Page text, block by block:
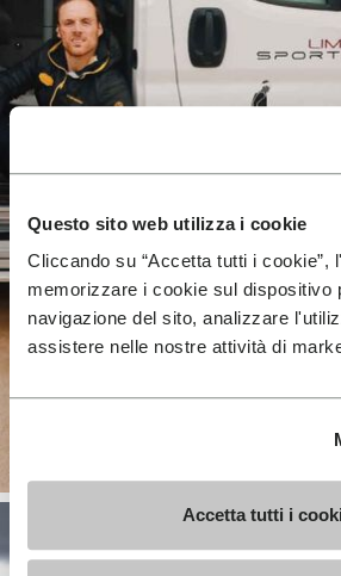
Questo sito web utilizza i cookie
Cliccando su “Accetta tutti i cookie”,
memorizzare i cookie sul dispositivo
navigazione del sito, analizzare
assistere nelle nostre attività di
Accetta tutti i